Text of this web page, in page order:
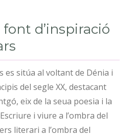
d’inspiració
es sitúa al voltant de Dénia i
del segle XX, destacant
eix de la seua poesia i la
i viure a l’ombra del
literari a l’ombra del